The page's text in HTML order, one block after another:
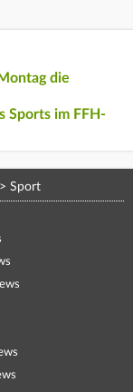
die
Sports im FFH-
Sport